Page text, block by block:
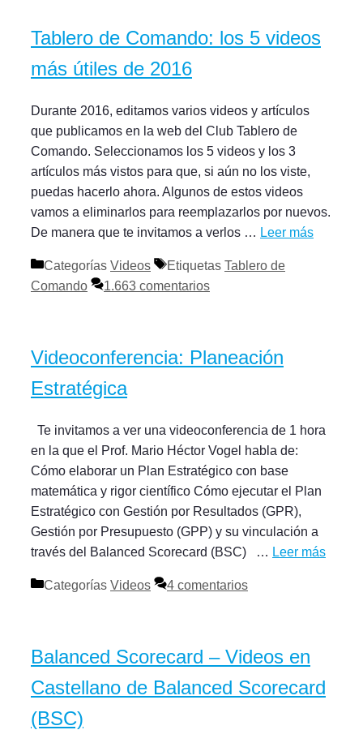
Tablero de Comando: los 5 videos
más útiles de 2016
Durante 2016, editamos varios videos y artículos
que publicamos en la web del Club Tablero de
Comando. Seleccionamos los 5 videos y los 3
artículos más vistos para que, si aún no los viste,
puedas hacerlo ahora. Algunos de estos videos
vamos a eliminarlos para reemplazarlos por nuevos.
De manera que te invitamos a verlos … Leer más
Categorías Videos Etiquetas Tablero de
Comando
1.663 comentarios
Videoconferencia: Planeación
Estratégica
Te invitamos a ver una videoconferencia de 1 hora
en la que el Prof. Mario Héctor Vogel habla de:
Cómo elaborar un Plan Estratégico con base
matemática y rigor científico Cómo ejecutar el Plan
Estratégico con Gestión por Resultados (GPR),
Gestión por Presupuesto (GPP) y su vinculación a
través del Balanced Scorecard (BSC) … Leer más
Categorías Videos 4 comentarios
Balanced Scorecard – Videos en
Castellano de Balanced Scorecard
(BSC)